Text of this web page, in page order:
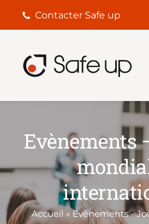
Contacter Safe up
NOS PRESTATIONS
NOS PARTENAIRES
Evènements
Accueil »Evènements -